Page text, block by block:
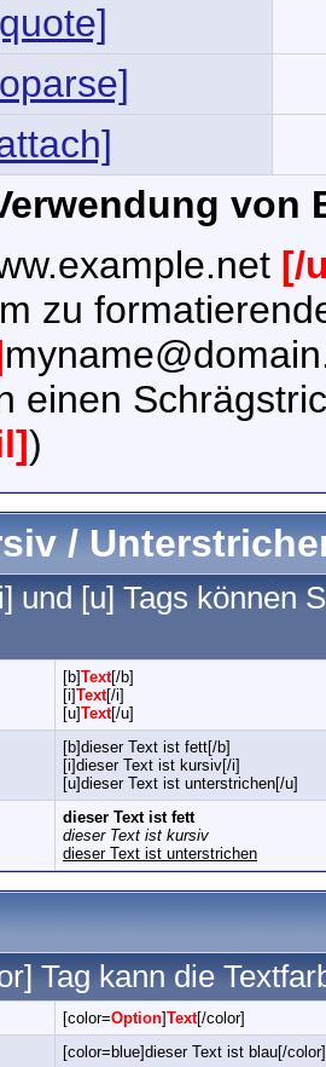
von
[/
zu
einen
)
/
und [u] Tags können
[b]Text[/b]
[i]Text[/i]
[u]Text[/u]
[b]dieser Text ist fett[/b]
[i]dieser Text ist kursiv[/i]
[u]dieser Text ist unterstrichen[/u]
dieser Text ist fett
dieser Text ist kursiv
dieser Text ist unterstrichen
Tag kann die
[color=Option]Text[/color]
[color=blue]dieser Text ist blau[/color]